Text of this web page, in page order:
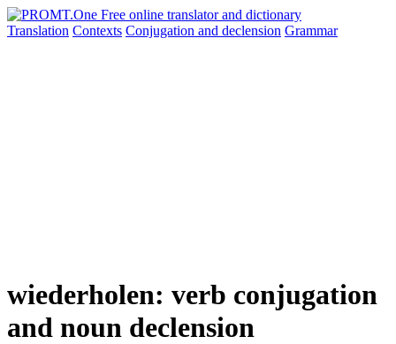
Translation Contexts Conjugation and declension Grammar
wiederholen: verb conjugation
and noun declension